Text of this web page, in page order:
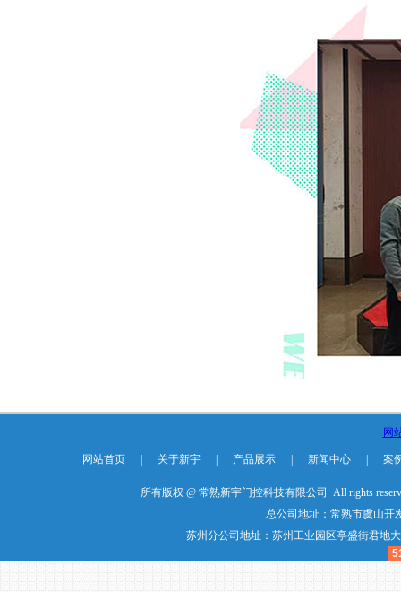
网
网站首页 关于新宇 产品展示 新闻中心 案
所有版权 @ 常熟新宇门控科技有限公司 All rights
总公司地址：常熟市虞山开
苏州分公司地址：苏州工业园区亭盛街君地